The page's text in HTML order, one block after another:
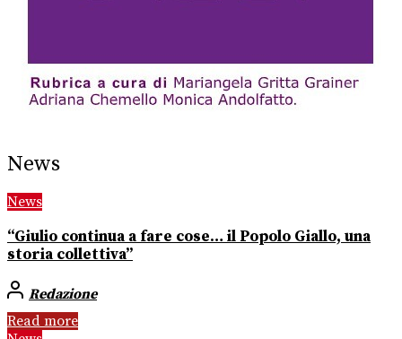
News
News
“Giulio continua a fare cose… il Popolo Giallo, una
storia collettiva”
Redazione
Read more